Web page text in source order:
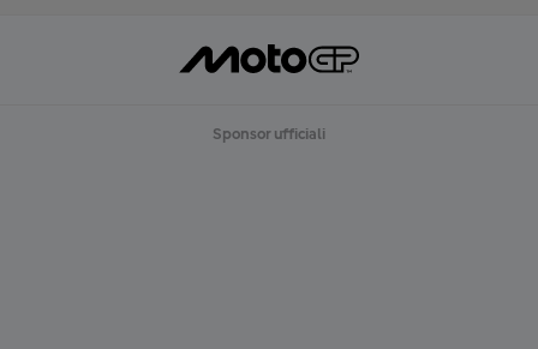
Sponsor ufficiali